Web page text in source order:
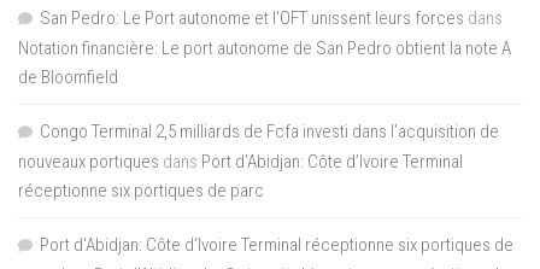
San Pedro: Le Port autonome et l’OFT unissent leurs forces dans
Notation financière: Le port autonome de San Pedro obtient la note A
de Bloomfield
Congo Terminal 2,5 milliards de Fcfa investi dans l’acquisition de
nouveaux portiques dans Port d’Abidjan: Côte d’Ivoire Terminal
réceptionne six portiques de parc
Port d'Abidjan: Côte d’Ivoire Terminal réceptionne six portiques de